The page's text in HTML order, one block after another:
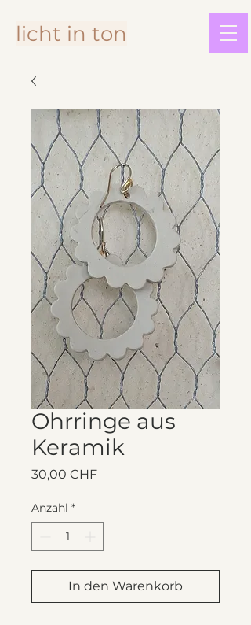
licht in ton
Ohrringe aus
Keramik
30,00 CHFPreis
Anzahl *
In den Warenkorb